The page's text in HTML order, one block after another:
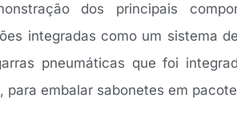
dos principais
integradas como um sistema
pneumáticas que foi
para embalar sabonetes em